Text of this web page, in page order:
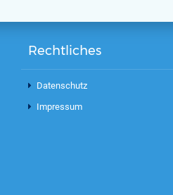
Rechtliches
Datenschutz
Impressum